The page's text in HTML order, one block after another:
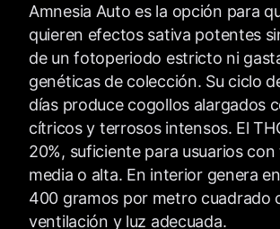
Amnesia Auto es la opción para
quieren efectos sativa potentes
de un fotoperiodo estricto ni
genéticas de colección. Su ciclo
días produce cogollos alargados
cítricos y terrosos intensos. El
20%, suficiente para usuarios
media o alta. En interior genera
400 gramos por metro cuadrado
ventilación y luz adecuada.